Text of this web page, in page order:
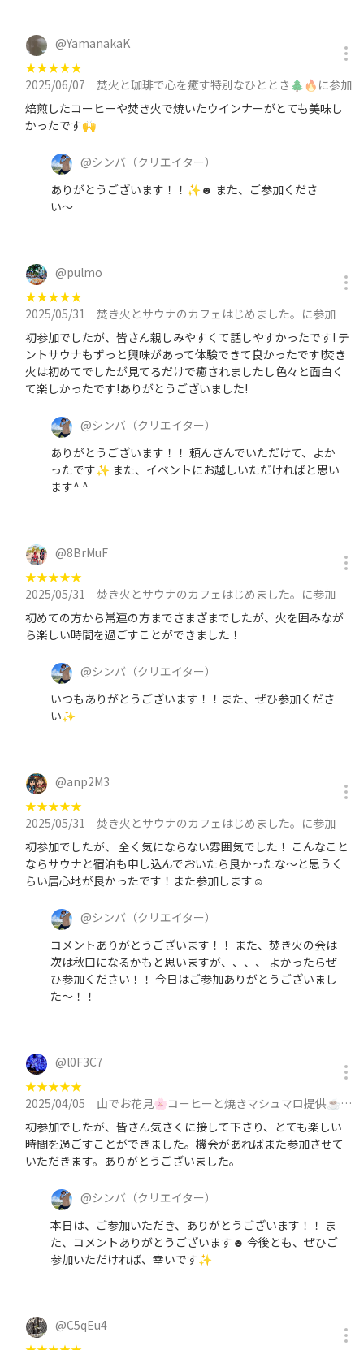
@YamanakaK
★★★★★
2025/06/07
焚火と珈琲で心を癒す特別なひととき🌲🔥に参加
焙煎したコーヒーや焚き火で焼いたウインナーがとても美味し
かったです🙌
@シンバ （クリエイター）
ありがとうございます！！✨☻ また、ご参加くださ
い〜
@pulmo
★★★★★
2025/05/31
焚き火とサウナのカフェはじめました。に参加
初参加でしたが、皆さん親しみやすくて話しやすかったです! テ
ントサウナもずっと興味があって体験できて良かったです!焚き
火は初めてでしたが見てるだけで癒されましたし色々と面白く
て楽しかったです!ありがとうございました!
@シンバ （クリエイター）
ありがとうございます！！ 頼んさんでいただけて、よか
ったです✨ また、イベントにお越しいただければと思い
ます^ ^
@8BrMuF
★★★★★
2025/05/31
焚き火とサウナのカフェはじめました。に参加
初めての方から常連の方までさまざまでしたが、火を囲みなが
ら楽しい時間を過ごすことができました！
@シンバ （クリエイター）
いつもありがとうございます！！また、ぜひ参加くださ
い✨
@anp2M3
★★★★★
2025/05/31
焚き火とサウナのカフェはじめました。に参加
初参加でしたが、 全く気にならない雰囲気でした！ こんなこと
ならサウナと宿泊も申し込んでおいたら良かったな〜と思うく
らい居心地が良かったです！また参加します☺️
@シンバ （クリエイター）
コメントありがとうございます！！ また、焚き火の会は
次は秋口になるかもと思いますが、、、、 よかったらぜ
ひ参加ください！！ 今日はご参加ありがとうございまし
た〜！！
@l0F3C7
★★★★★
2025/04/05
山でお花見🌸コーヒーと焼きマシュマロ提供☕️に参加
初参加でしたが、皆さん気さくに接して下さり、とても楽しい
時間を過ごすことができました。機会があればまた参加させて
いただきます。ありがとうございました。
@シンバ （クリエイター）
本日は、ご参加いただき、ありがとうございます！！ ま
た、コメントありがとうございます☻ 今後とも、ぜひご
参加いただければ、幸いです✨
@C5qEu4